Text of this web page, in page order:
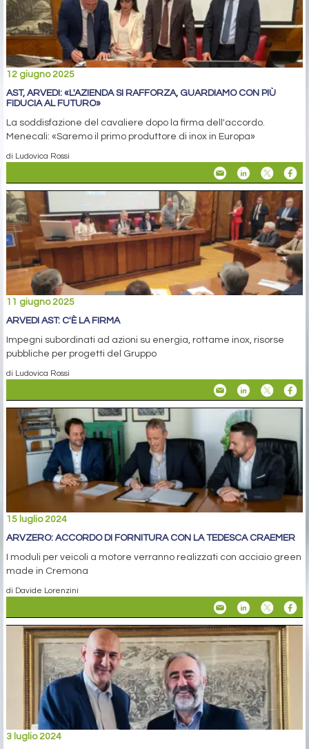
12 giugno 2025
AST, ARVEDI: «L'AZIENDA SI RAFFORZA, GUARDIAMO CON PIÙ
FIDUCIA AL FUTURO»
La soddisfazione del cavaliere dopo la firma dell'accordo.
Menecali: «Saremo il primo produttore di inox in Europa»
di Ludovica Rossi
11 giugno 2025
ARVEDI AST: C'È LA FIRMA
Impegni subordinati ad azioni su energia, rottame inox, risorse
pubbliche per progetti del Gruppo
di Ludovica Rossi
15 luglio 2024
ARVZERO: ACCORDO DI FORNITURA CON LA TEDESCA CRAEMER
I moduli per veicoli a motore verranno realizzati con acciaio green
made in Cremona
di Davide Lorenzini
3 luglio 2024